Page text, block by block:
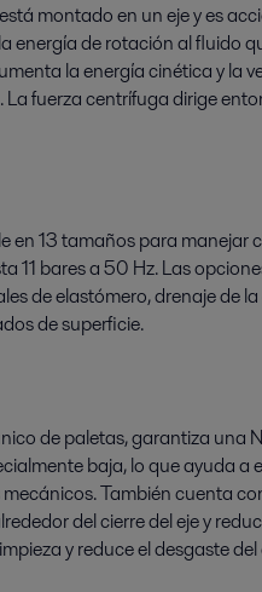
montado en un eje y es
energía de rotación al fluido
la energía cinética y la
fuerza centrífuga dirige
en 13 tamaños para manejar
bares a 50 Hz. Las
de elastómero, drenaje de
de superficie.
de paletas, garantiza una
baja, lo que ayuda a
También cuenta
del cierre del eje y
y reduce el desgaste del